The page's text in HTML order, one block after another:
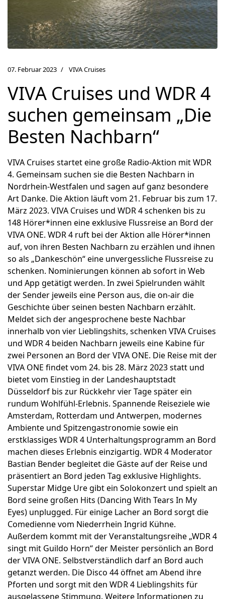
07. Februar 2023 VIVA Cruises
VIVA Cruises und WDR 4
suchen gemeinsam „Die
Besten Nachbarn“
VIVA Cruises startet eine große Radio-Aktion mit WDR
4. Gemeinsam suchen sie die Besten Nachbarn in
Nordrhein-Westfalen und sagen auf ganz besondere
Art Danke. Die Aktion läuft vom 21. Februar bis zum 17.
März 2023. VIVA Cruises und WDR 4 schenken bis zu
148 Hörer*innen eine exklusive Flussreise an Bord der
VIVA ONE. WDR 4 ruft bei der Aktion alle Hörer*innen
auf, von ihren Besten Nachbarn zu erzählen und ihnen
so als „Dankeschön“ eine unvergessliche Flussreise zu
schenken. Nominierungen können ab sofort in Web
und App getätigt werden. In zwei Spielrunden wählt
der Sender jeweils eine Person aus, die on-air die
Geschichte über seinen besten Nachbarn erzählt.
Meldet sich der angesprochene beste Nachbar
innerhalb von vier Lieblingshits, schenken VIVA Cruises
und WDR 4 beiden Nachbarn jeweils eine Kabine für
zwei Personen an Bord der VIVA ONE. Die Reise mit der
VIVA ONE findet vom 24. bis 28. März 2023 statt und
bietet vom Einstieg in der Landeshauptstadt
Düsseldorf bis zur Rückkehr vier Tage später ein
rundum Wohlfühl-Erlebnis. Spannende Reiseziele wie
Amsterdam, Rotterdam und Antwerpen, modernes
Ambiente und Spitzengastronomie sowie ein
erstklassiges WDR 4 Unterhaltungsprogramm an Bord
machen dieses Erlebnis einzigartig. WDR 4 Moderator
Bastian Bender begleitet die Gäste auf der Reise und
präsentiert an Bord jeden Tag exklusive Highlights.
Superstar Midge Ure gibt ein Solokonzert und spielt an
Bord seine großen Hits (Dancing With Tears In My
Eyes) unplugged. Für einige Lacher an Bord sorgt die
Comedienne vom Niederrhein Ingrid Kühne.
Außerdem kommt mit der Veranstaltungsreihe „WDR 4
singt mit Guildo Horn“ der Meister persönlich an Bord
der VIVA ONE. Selbstverständlich darf an Bord auch
getanzt werden. Die Disco 44 öffnet am Abend ihre
Pforten und sorgt mit den WDR 4 Lieblingshits für
ausgelassene Stimmung. Weitere Informationen zu